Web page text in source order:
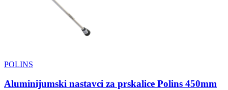
POLINS
Aluminijumski nastavci za prskalice Polins 450mm